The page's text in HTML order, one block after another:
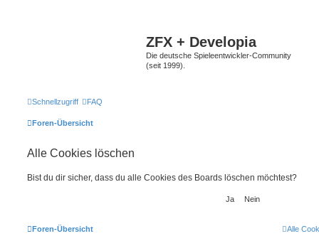
ZFX + Developia
Die deutsche Spieleentwickler-Community
(seit 1999).
Schnellzugriff FAQ
Foren-Übersicht
Alle Cookies löschen
Bist du dir sicher, dass du alle Cookies des Boards löschen möchtest?
Foren-Übersicht Alle